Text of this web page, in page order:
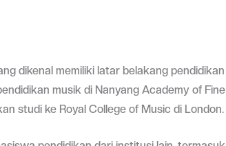
dikenal memiliki latar belakang pendidikan
musik di Nanyang Academy of Fine
studi ke Royal College of Music di London.